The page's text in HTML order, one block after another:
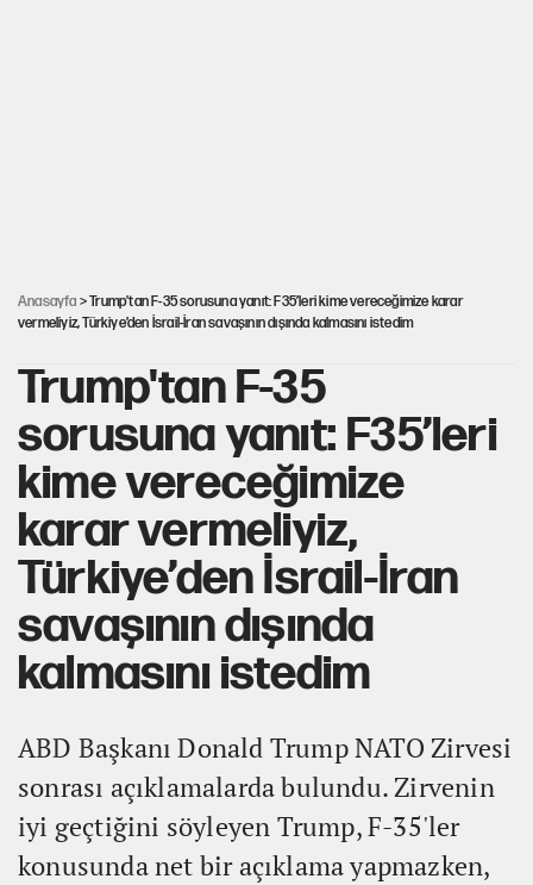
Anasayfa > Trump'tan F-35 sorusuna yanıt: F35’leri kime vereceğimize karar
vermeliyiz, Türkiye’den İsrail-İran savaşının dışında kalmasını istedim
Trump'tan F-35
sorusuna yanıt: F35’leri
kime vereceğimize
karar vermeliyiz,
Türkiye’den İsrail-İran
savaşının dışında
kalmasını istedim
ABD Başkanı Donald Trump NATO Zirvesi
sonrası açıklamalarda bulundu. Zirvenin
iyi geçtiğini söyleyen Trump, F-35'ler
konusunda net bir açıklama yapmazken,